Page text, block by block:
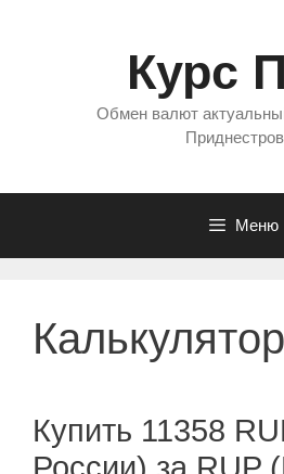
Курс
Обмен валют
Меню
Купить 11358